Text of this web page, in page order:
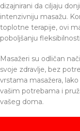
dizajnirani da ciljaju
intenzivniju masažu.
toplotne terapije, ovi
poboljšanju
Masažeri su odličan
svoje zdravlje, bez
vrstama masažera,
vašim potrebama i
vašeg doma.